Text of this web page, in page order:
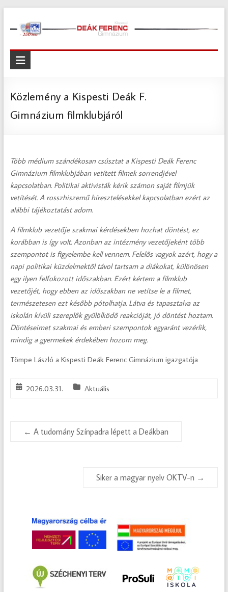
Kispesti
Ferenc
Gimnázium
Ferenc
Gimnázium
Közlemény a Kispesti Deák F.
Gimnázium filmklubjáról
Több médium szándékosan csúsztat a Kispesti Deák Ferenc
Gimnázium filmklubjában vetített filmek sorrendjével
kapcsolatban. Politikai aktivisták kérik számon saját filmjük
vetítését. A rosszhiszemű híresztelésekkel kapcsolatban ezért az
alábbi tájékoztatást adom.
A filmklub vezetője szakmai kérdésekben hozhat döntést, ez
korábban is így volt. Azonban az intézmény vezetőjeként több
szempontot is figyelembe kell vennem. Felelős vagyok azért, hogy a
napi politikai küzdelmektől távol tartsam a diákokat, különösen
egy ilyen felfokozott időszakban. Ezért kértem a filmklub
vezetőjét, hogy ebben az időszakban ne vetítse le a filmet,
természetesen ezt később pótolhatja. Látva és tapasztalva az
iskolán kívüli szereplők gyűlölködő reakcióját, jó döntést hoztam.
Döntéseimet szakmai és emberi szempontok egyaránt vezérlik,
mindig a gyermekek érdekében hozom meg.
Tömpe László a Kispesti Deák Ferenc Gimnázium igazgatója
2026.03.31. Aktuális
← A tudomány Színpadra lépett a Deákban
Siker a magyar nyelv OKTV-n →